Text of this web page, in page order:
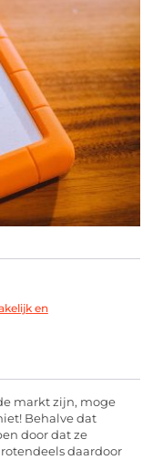
en
markt zijn, moge
Behalve dat
door dat ze
daardoor